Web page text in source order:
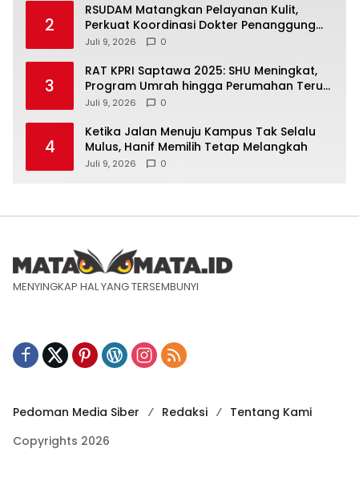
2
RSUDAM Matangkan Pelayanan Kulit,
Perkuat Koordinasi Dokter Penanggung
Jawab Pasien
Juli 9, 2026 0
3
RAT KPRI Saptawa 2025: SHU Meningkat,
Program Umrah hingga Perumahan Terus
Dikembangkan
Juli 9, 2026 0
4
Ketika Jalan Menuju Kampus Tak Selalu
Mulus, Hanif Memilih Tetap Melangkah
Juli 9, 2026 0
MENYINGKAP HAL YANG TERSEMBUNYI
Pedoman Media Siber Redaksi
Tentang Kami
Copyrights 2026